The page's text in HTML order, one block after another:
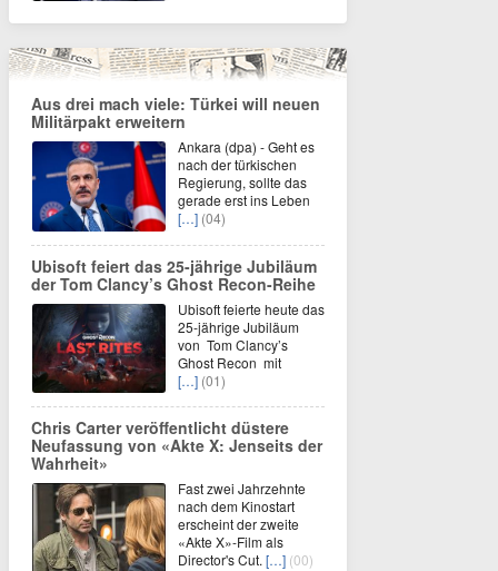
Aus drei mach viele: Türkei will neuen
Militärpakt erweitern
Ankara (dpa) - Geht es
nach der türkischen
Regierung, sollte das
gerade erst ins Leben
[…] (04)
Ubisoft feiert das 25-jährige Jubiläum
der Tom Clancy’s Ghost Recon-Reihe
Ubisoft feierte heute das
25-jährige Jubiläum
von Tom Clancy’s
Ghost Recon mit
[…] (01)
Chris Carter veröffentlicht düstere
Neufassung von «Akte X: Jenseits der
Wahrheit»
Fast zwei Jahrzehnte
nach dem Kinostart
erscheint der zweite
«Akte X»-Film als
Director's Cut. […] (00)